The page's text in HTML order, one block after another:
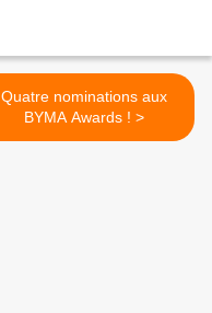
Quatre nominations aux
BYMA Awards ! >